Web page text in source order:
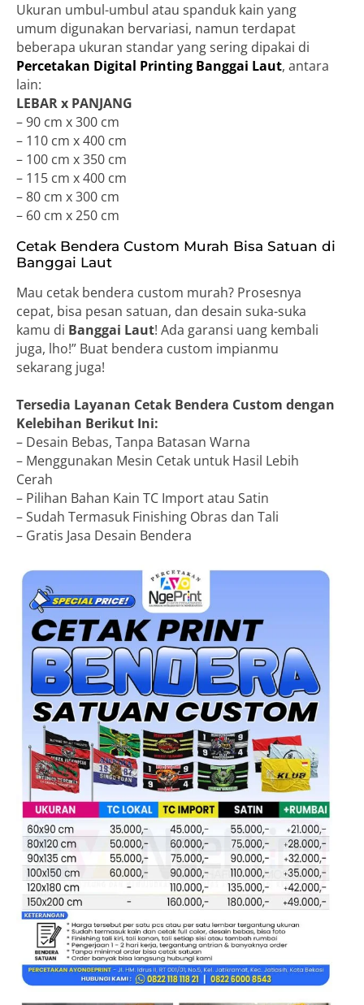
Ukuran umbul-umbul atau spanduk kain yang
umum digunakan bervariasi, namun terdapat
beberapa ukuran standar yang sering dipakai di
Percetakan Digital Printing Banggai Laut, antara
lain:
LEBAR x PANJANG
– 90 cm x 300 cm
– 110 cm x 400 cm
– 100 cm x 350 cm
– 115 cm x 400 cm
– 80 cm x 300 cm
– 60 cm x 250 cm
Cetak Bendera Custom Murah Bisa Satuan di
Banggai Laut
Mau cetak bendera custom murah? Prosesnya
cepat, bisa pesan satuan, dan desain suka-suka
kamu di Banggai Laut! Ada garansi uang kembali
juga, lho!” Buat bendera custom impianmu
sekarang juga!
Tersedia Layanan Cetak Bendera Custom dengan
Kelebihan Berikut Ini:
– Desain Bebas, Tanpa Batasan Warna
– Menggunakan Mesin Cetak untuk Hasil Lebih
Cerah
– Pilihan Bahan Kain TC Import atau Satin
– Sudah Termasuk Finishing Obras dan Tali
– Gratis Jasa Desain Bendera